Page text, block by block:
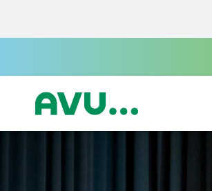
Zur Startseite